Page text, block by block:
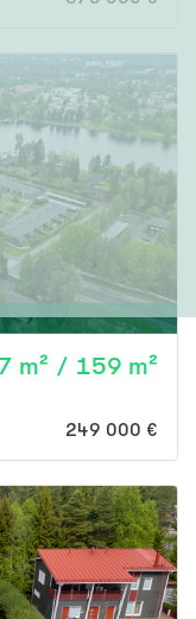
m² / 159 m²
at 249 000 €